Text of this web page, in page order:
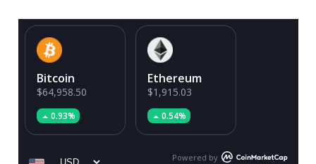
Bitcoin
$64,958.50
0.93%
Ethereum
$1,915.03
0.54%
Powered by